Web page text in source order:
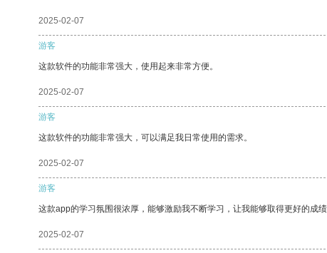
2025-02-07
游客
这款软件的功能非常强大，使用起来非常方便。
2025-02-07
游客
这款软件的功能非常强大，可以满足我日常使用的需求。
2025-02-07
游客
这款app的学习氛围很浓厚，能够激励我不断学习，让我能够取得更好的成绩
2025-02-07